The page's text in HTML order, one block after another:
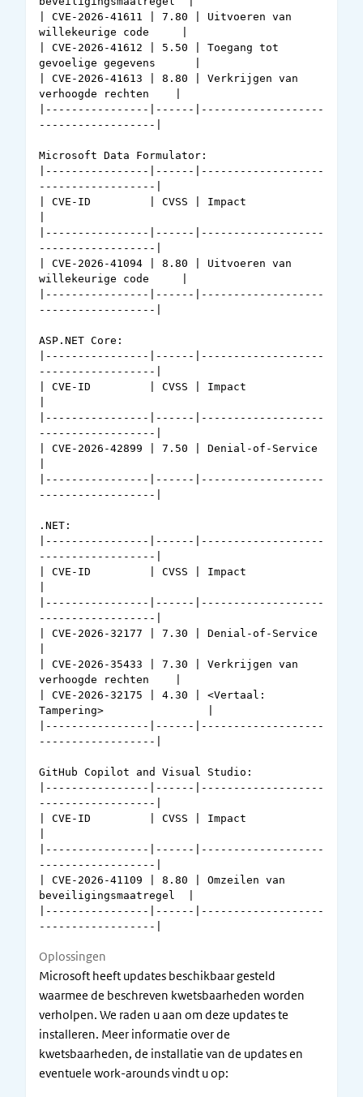
| CVE-2026-41611 | 7.80 | Uitvoeren van
willekeurige code     |
| CVE-2026-41612 | 5.50 | Toegang tot
gevoelige gegevens      |
| CVE-2026-41613 | 8.80 | Verkrijgen van
verhoogde rechten    |
|----------------|------|-------------------
------------------|
Microsoft Data Formulator:
|----------------|------|-------------------
------------------|
| CVE-ID         | CVSS | Impact
|----------------|------|-------------------
------------------|
| CVE-2026-41094 | 8.80 | Uitvoeren van
willekeurige code     |
|----------------|------|-------------------
------------------|
ASP.NET Core:
|----------------|------|-------------------
------------------|
| CVE-ID         | CVSS | Impact
|----------------|------|-------------------
------------------|
| CVE-2026-42899 | 7.50 | Denial-of-Service
|----------------|------|-------------------
------------------|
.NET:
|----------------|------|-------------------
------------------|
| CVE-ID         | CVSS | Impact
|----------------|------|-------------------
------------------|
| CVE-2026-32177 | 7.30 | Denial-of-Service
| CVE-2026-35433 | 7.30 | Verkrijgen van
verhoogde rechten    |
| CVE-2026-32175 | 4.30 | <Vertaal:
Tampering>                |
|----------------|------|-------------------
------------------|
GitHub Copilot and Visual Studio:
|----------------|------|-------------------
------------------|
| CVE-ID         | CVSS | Impact
|----------------|------|-------------------
------------------|
| CVE-2026-41109 | 8.80 | Omzeilen van
beveiligingsmaatregel  |
|----------------|------|-------------------
Oplossingen
Microsoft heeft updates beschikbaar gesteld
waarmee de beschreven kwetsbaarheden worden
verholpen. We raden u aan om deze updates te
installeren. Meer informatie over de
kwetsbaarheden, de installatie van de updates en
eventuele work-arounds vindt u op: